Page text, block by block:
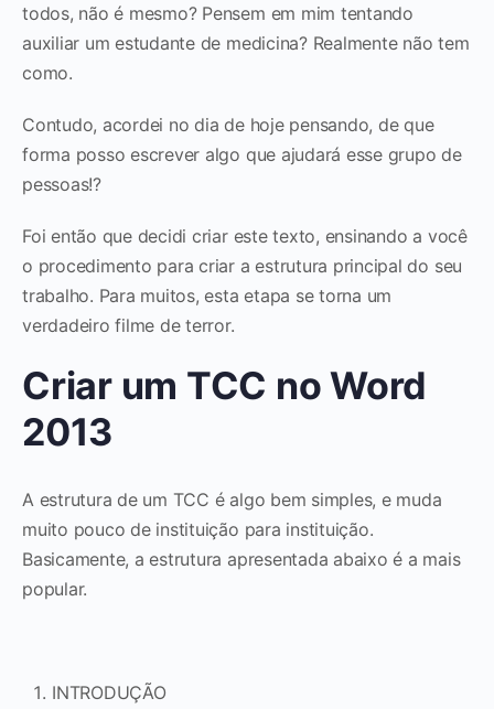
todos, não é mesmo? Pensem em mim tentando
auxiliar um estudante de medicina? Realmente não tem
como.
Contudo, acordei no dia de hoje pensando, de que
forma posso escrever algo que ajudará esse grupo de
pessoas!?
Foi então que decidi criar este texto, ensinando a você
o procedimento para criar a estrutura principal do seu
trabalho. Para muitos, esta etapa se torna um
verdadeiro filme de terror.
Criar um TCC no Word
2013
A estrutura de um TCC é algo bem simples, e muda
muito pouco de instituição para instituição.
Basicamente, a estrutura apresentada abaixo é a mais
popular.
INTRODUÇÃO